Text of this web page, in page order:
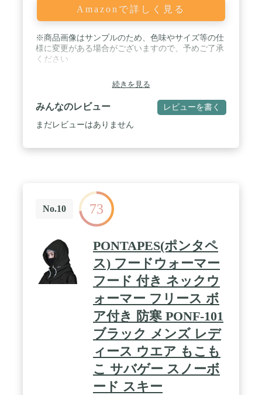
Amazonで詳しく見る
※商品画像はサンプルのため、色味やサイズ等の仕
様に変更がある場合がございますので、予めご了承
ください
続きを見る
みんなのレビュー レビューを書く
まだレビューはありません
No.10 73
PONTAPES(ポンタペ
ス) フードウォーマー
フード 付き ネックウ
ォーマー フリース ボ
ア付き 防寒 PONF-101
ブラック メンズ レデ
ィース ウエア もこも
こ サバゲー スノーボ
ード スキー